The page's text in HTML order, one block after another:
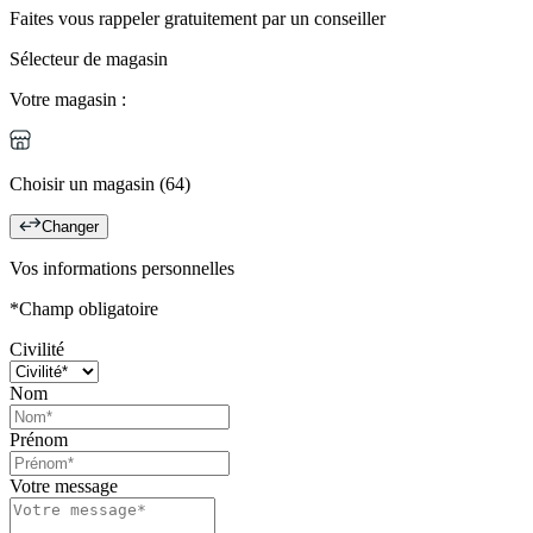
Faites vous rappeler gratuitement par un conseiller
Sélecteur de magasin
Votre magasin :
Choisir un magasin (64)
Changer
Vos informations personnelles
*Champ obligatoire
Civilité
Nom
Prénom
Votre message